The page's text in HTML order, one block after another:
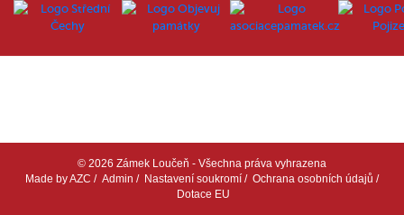
© 2026 Zámek Loučeň - Všechna práva vyhrazena
Made byAZC / Admin / Nastavení soukromí / Ochrana osobních údajů /
Dotace EU